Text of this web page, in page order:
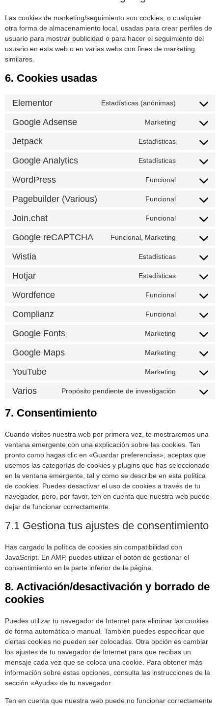
Las cookies de marketing/seguimiento son cookies, o cualquier
otra forma de almacenamiento local, usadas para crear perfiles de
usuario para mostrar publicidad o para hacer el seguimiento del
usuario en esta web o en varias webs con fines de marketing
similares.
6. Cookies usadas
Elementor Estadísticas (anónimas)
Google Adsense Marketing
Jetpack Estadísticas
Google Analytics Estadísticas
WordPress Funcional
Pagebuilder (Various) Funcional
Join.chat Funcional
Google reCAPTCHA Funcional, Marketing
Wistia Estadísticas
Hotjar Estadísticas
Wordfence Funcional
Complianz Funcional
Google Fonts Marketing
Google Maps Marketing
YouTube Marketing
Varios Propósito pendiente de investigación
7. Consentimiento
Cuando visites nuestra web por primera vez, te mostraremos una
ventana emergente con una explicación sobre las cookies. Tan
pronto como hagas clic en «Guardar preferencias», aceptas que
usemos las categorías de cookies y plugins que has seleccionado
en la ventana emergente, tal y como se describe en esta política
de cookies. Puedes desactivar el uso de cookies a través de tu
navegador, pero, por favor, ten en cuenta que nuestra web puede
dejar de funcionar correctamente.
7.1 Gestiona tus ajustes de consentimiento
Has cargado la política de cookies sin compatibilidad con
JavaScript. En AMP, puedes utilizar el botón de gestionar el
consentimiento en la parte inferior de la página.
8. Activación/desactivación y borrado de
cookies
Puedes utilizar tu navegador de Internet para eliminar las cookies
de forma automática o manual. También puedes especificar que
ciertas cookies no pueden ser colocadas. Otra opción es cambiar
los ajustes de tu navegador de Internet para que recibas un
mensaje cada vez que se coloca una cookie. Para obtener más
información sobre estas opciones, consulta las instrucciones de la
sección «Ayuda» de tu navegador.
Ten en cuenta que nuestra web puede no funcionar correctamente